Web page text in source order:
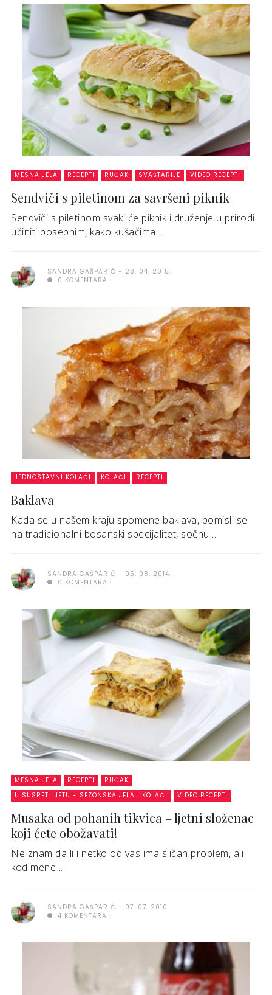
MESNA JELA RECEPTI RUČAK SVAŠTARIJE VIDEO RECEPTI
Sendviči s piletinom za savršeni piknik
Sendviči s piletinom svaki će piknik i druženje u prirodi
učiniti posebnim, kako kušačima ...
SANDRA GAŠPARIĆ
28. 04. 2015.
0 KOMENTARA
JEDNOSTAVNI KOLAČI KOLAČI RECEPTI
Baklava
Kada se u našem kraju spomene baklava, pomisli se
na tradicionalni bosanski specijalitet, sočnu ...
SANDRA GAŠPARIĆ
05. 08. 2014.
0 KOMENTARA
MESNA JELA RECEPTI
RUČAK
U SUSRET LJETU - SEZONSKA JELA I KOLAČI
VIDEO RECEPTI
Musaka od pohanih tikvica – ljetni složenac
koji ćete obožavati!
Ne znam da li i netko od vas ima sličan problem, ali
kod mene ...
SANDRA GAŠPARIĆ
07. 07. 2010.
4 KOMENTARA